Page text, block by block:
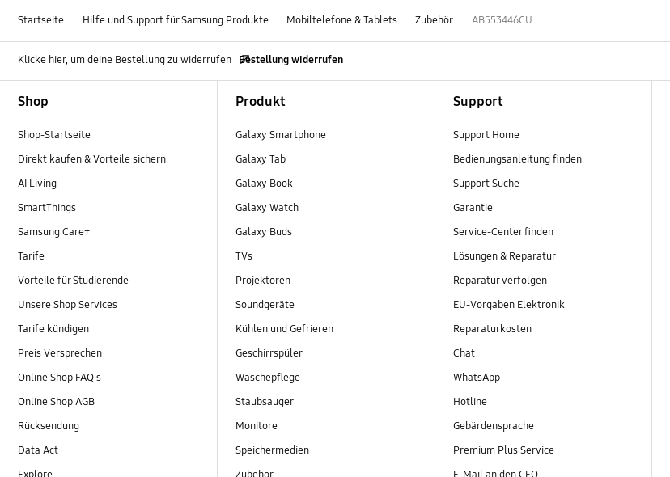
Startseite Hilfe und Support für Samsung Produkte Mobiltelefone & Tablets Zubehör AB553446CU
Klicke hier, um deine Bestellung zu widerrufen Bestellung widerrufen
Shop
Shop-Startseite
Direkt kaufen & Vorteile sichern
AI Living
SmartThings
Samsung Care+
Tarife
Vorteile für Studierende
Unsere Shop Services
Tarife kündigen
Preis Versprechen
Online Shop FAQ's
Online Shop AGB
Rücksendung
Data Act
Produkt
Galaxy Smartphone
Galaxy Tab
Galaxy Book
Galaxy Watch
Galaxy Buds
TVs
Projektoren
Soundgeräte
Kühlen und Gefrieren
Geschirrspüler
Wäschepflege
Staubsauger
Monitore
Speichermedien
Support
Support Home
Bedienungsanleitung finden
Support Suche
Garantie
Service-Center finden
Lösungen & Reparatur
Reparatur verfolgen
EU-Vorgaben Elektronik
Reparaturkosten
Chat
WhatsApp
Hotline
Gebärdensprache
Premium Plus Service